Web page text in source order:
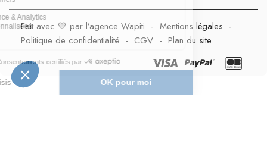
Fait avec 💛 par l’agence Wapiti - Mentions légales -
Politique de confidentialité - CGV - Plan du site